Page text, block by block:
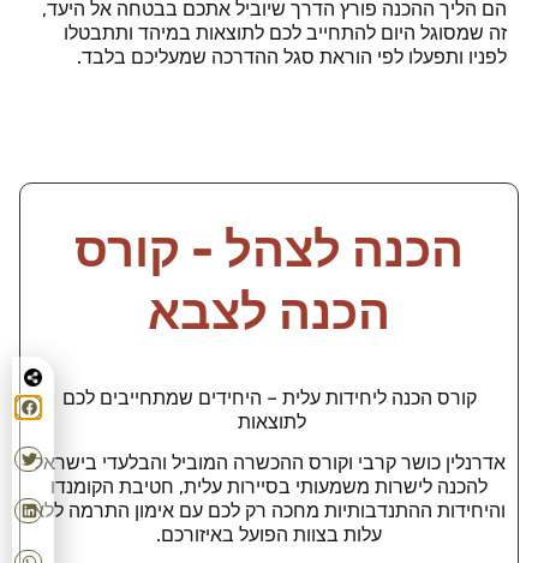
הם הליך ההכנה פורץ הדרך שיוביל אתכם בבטחה אל היעד,
זה שמסוגל היום להתחייב לכם לתוצאות במיהד ותתבטלו
לפניו ותפעלו לפי הוראת סגל ההדרכה שמעליכם בלבד.
הכנה לצהל - קורס
הכנה לצבא
קורס הכנה ליחידות עלית – היחידים שמתחייבים לכם
לתוצאות
אדרנלין כושר קרבי וקורס ההכשרה המוביל והבלעדי בישראל
להכנה לישרות משמעותי בסיירות עלית, חטיבת הקומנדו
והיחידות ההתנדבותיות מחכה רק לכם עם אימון התרמה ללא
עלות בצוות הפועל באיזורכם.